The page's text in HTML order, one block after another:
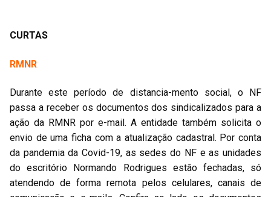
CURTAS
RMNR
Durante este período de distancia-mento social, o NF
passa a receber os documentos dos sindicalizados para a
ação da RMNR por e-mail. A entidade também solicita o
envio de uma ficha com a atualização cadastral. Por conta
da pandemia da Covid-19, as sedes do NF e as unidades
do escritório Normando Rodrigues estão fechadas, só
atendendo de forma remota pelos celulares, canais de